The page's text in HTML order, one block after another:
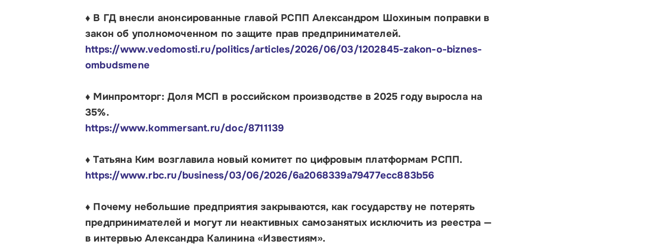
♦ В ГД внесли анонсированные главой РСПП Александром Шохиным поправки в
закон об уполномоченном по защите прав предпринимателей.
https://www.vedomosti.ru/politics/articles/2026/06/03/1202845-zakon-o-biznes-
ombudsmene
♦ Минпромторг: Доля МСП в российском производстве в 2025 году выросла на
35%.
https://www.kommersant.ru/doc/8711139
♦ Татьяна Ким возглавила новый комитет по цифровым платформам РСПП.
https://www.rbc.ru/business/03/06/2026/6a2068339a79477ecc883b56
♦ Почему небольшие предприятия закрываются, как государству не потерять
предпринимателей и могут ли неактивных самозанятых исключить из реестра —
в интервью Александра Калинина «Известиям».